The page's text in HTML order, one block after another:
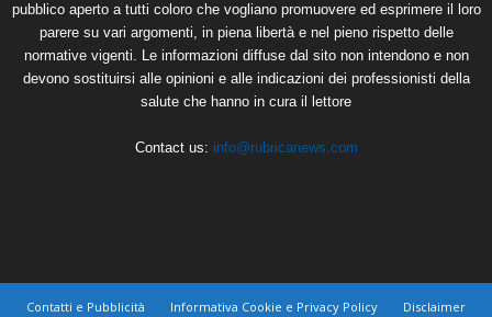
pubblico aperto a tutti coloro che vogliano promuovere ed esprimere il loro
parere su vari argomenti, in piena libertà e nel pieno rispetto delle
normative vigenti. Le informazioni diffuse dal sito non intendono e non
devono sostituirsi alle opinioni e alle indicazioni dei professionisti della
salute che hanno in cura il lettore
Contact us: info@rubricanews.com
Contatti e Pubblicità Informativa Cookie e Privacy Policy Disclaimer